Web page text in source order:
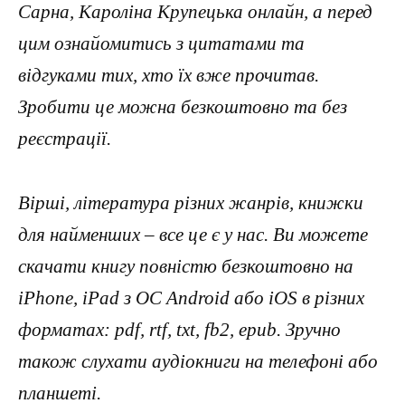
Сарна, Кароліна Крупецька онлайн, а перед
цим ознайомитись з цитатами та
відгуками тих, хто їх вже прочитав.
Зробити це можна безкоштовно та без
реєстрації.
Вірші, література різних жанрів, книжки
для найменших – все це є у нас. Ви можете
скачати книгу повністю безкоштовно на
iPhone, iPad з ОС Android або iOS в різних
форматах: pdf, rtf, txt, fb2, epub. Зручно
також слухати аудіокниги на телефоні або
планшеті.